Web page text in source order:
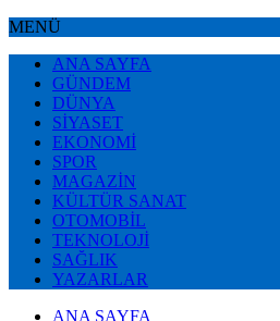
MENÜ
ANA SAYFA
GÜNDEM
DÜNYA
SİYASET
EKONOMİ
SPOR
MAGAZİN
KÜLTÜR SANAT
OTOMOBİL
TEKNOLOJİ
SAĞLIK
YAZARLAR
ANA SAYFA